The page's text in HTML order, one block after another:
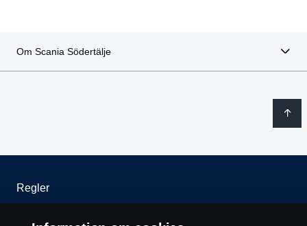
Om Scania Södertälje
Regler
Integritetspolicy